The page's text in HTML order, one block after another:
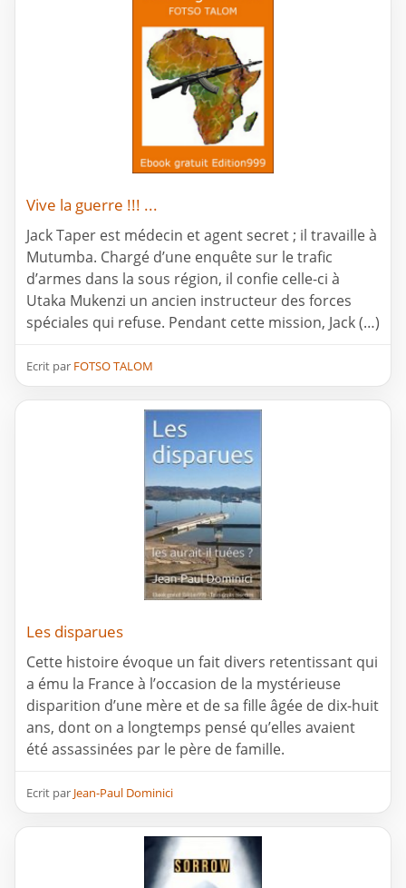
Vive la guerre !!! ...
Jack Taper est médecin et agent secret ; il travaille à
Mutumba. Chargé d’une enquête sur le trafic
d’armes dans la sous région, il confie celle-ci à
Utaka Mukenzi un ancien instructeur des forces
spéciales qui refuse. Pendant cette mission, Jack (…)
Ecrit par FOTSO TALOM
Les disparues
Cette histoire évoque un fait divers retentissant qui
a ému la France à l’occasion de la mystérieuse
disparition d’une mère et de sa fille âgée de dix-huit
ans, dont on a longtemps pensé qu’elles avaient
été assassinées par le père de famille.
Ecrit par Jean-Paul Dominici